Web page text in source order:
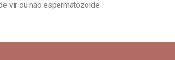
vir ou não espermatozoide